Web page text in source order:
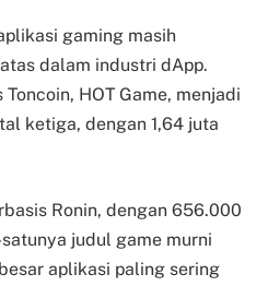
gaming masih
dalam industri dApp.
HOT Game, menjadi
ketiga, dengan 1,64 juta
Ronin, dengan 656.000
judul game murni
aplikasi paling sering